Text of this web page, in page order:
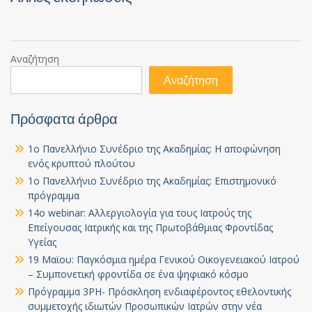
Αναζήτηση
Αναζήτηση
Πρόσφατα άρθρα
1ο Πανελλήνιο Συνέδριο της Ακαδημίας: Η αποφώνηση
ενός κρυπτού πλούτου
1ο Πανελλήνιο Συνέδριο της Ακαδημίας: Επιστημονικό
πρόγραμμα
14ο webinar: Αλλεργιολογία για τους Ιατρούς της
Επείγουσας Ιατρικής και της Πρωτοβάθμιας Φροντίδας
Υγείας
19 Μαϊου: Παγκόσμια ημέρα Γενικού Οικογενειακού Ιατρού
– Συμπονετική φροντίδα σε ένα ψηφιακό κόσμο
Πρόγραμμα 3PH- Πρόσκληση ενδιαφέροντος εθελοντικής
συμμετοχής ιδιωτών Προσωπικών Ιατρών στην νέα